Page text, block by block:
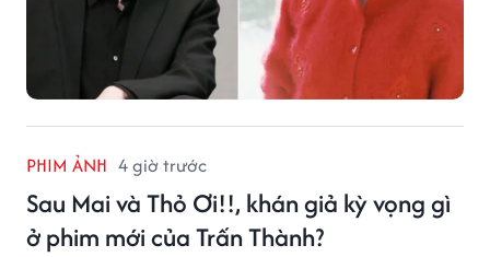
PHIM ẢNH 4 giờ trước
Sau Mai và Thỏ Ơi!!, khán giả kỳ vọng gì
ở phim mới của Trấn Thành?